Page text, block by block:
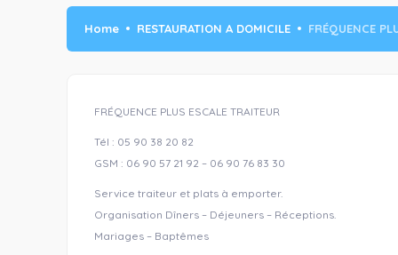
Home RESTAURATION A DOMICILE FRÉQUENCE
FRÉQUENCE PLUS ESCALE TRAITEUR
Tél : 05 90 38 20 82
GSM : 06 90 57 21 92 – 06 90 76 83 30
Service traiteur et plats à emporter.
Organisation Dîners – Déjeuners – Réceptions.
Mariages – Baptêmes